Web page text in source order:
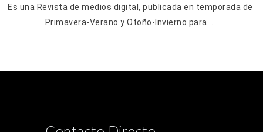
Es una Revista de medios digital, publicada en temporada de
Primavera-Verano y Otoño-Invierno para ...